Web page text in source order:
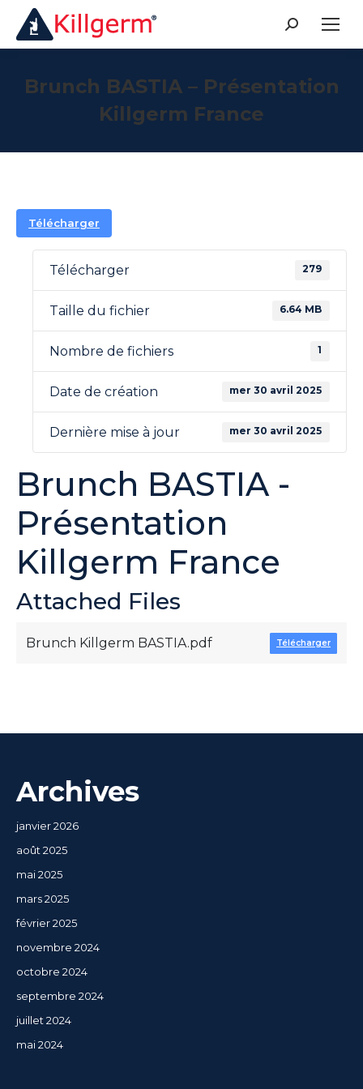
Recherche
:
Brunch BASTIA – Présentation
Killgerm France
Télécharger
Télécharger 279
Taille du fichier 6.64 MB
Nombre de fichiers 1
Date de création mer 30 avril 2025
Dernière mise à jour mer 30 avril 2025
Brunch BASTIA -
Présentation
Killgerm France
Attached Files
Brunch Killgerm BASTIA.pdf Télécharger
Archives
janvier 2026
août 2025
mai 2025
mars 2025
février 2025
novembre 2024
octobre 2024
septembre 2024
juillet 2024
mai 2024